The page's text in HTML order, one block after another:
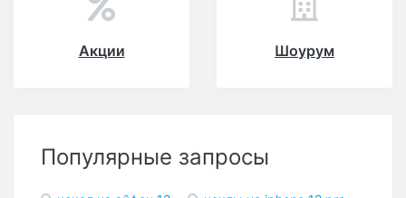
Акции Шоурум
Популярные запросы